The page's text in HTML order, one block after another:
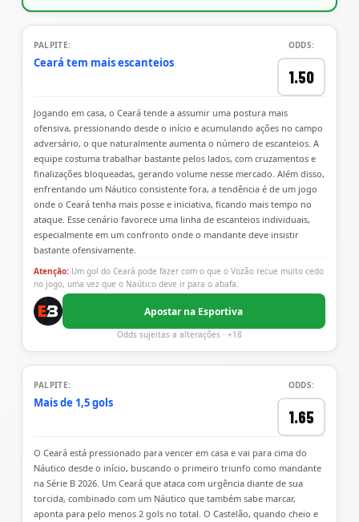
PALPITE:
Ceará tem mais escanteios
ODDS:
1.50
Jogando em casa, o Ceará tende a assumir uma postura mais
ofensiva, pressionando desde o início e acumulando ações no campo
adversário, o que naturalmente aumenta o número de escanteios. A
equipe costuma trabalhar bastante pelos lados, com cruzamentos e
finalizações bloqueadas, gerando volume nesse mercado. Além disso,
enfrentando um Náutico consistente fora, a tendência é de um jogo
onde o Ceará tenha mais posse e iniciativa, ficando mais tempo no
ataque. Esse cenário favorece uma linha de escanteios individuais,
especialmente em um confronto onde o mandante deve insistir
bastante ofensivamente.
Atenção:Um gol do Ceará pode fazer com o que o Vozão recue muito cedo
no jogo, uma vez que o Naútico deve ir para o abafa.
Apostar na Esportiva
Odds sujeitas a alterações · +18
PALPITE:
Mais de 1,5 gols
ODDS:
1.65
O Ceará está pressionado para vencer em casa e vai para cima do
Náutico desde o início, buscando o primeiro triunfo como mandante
na Série B 2026. Um Ceará que ataca com urgência diante de sua
torcida, combinado com um Náutico que também sabe marcar,
aponta para pelo menos 2 gols no total. O Castelão, quando cheio e